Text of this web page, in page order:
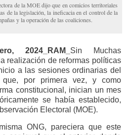
de la MOE dijo que en comicios territoriales
de la legislación, la ineficacia en el control de la
y la operación de las coaliciones.
2024_RAM_ Sin Muchas
realización de reformas políticas
a las sesiones ordinarias del
que, por primera vez, y como
constitucional, inician un mes
se había establecido,
Electoral (MOE).
ONG, pareciera que este